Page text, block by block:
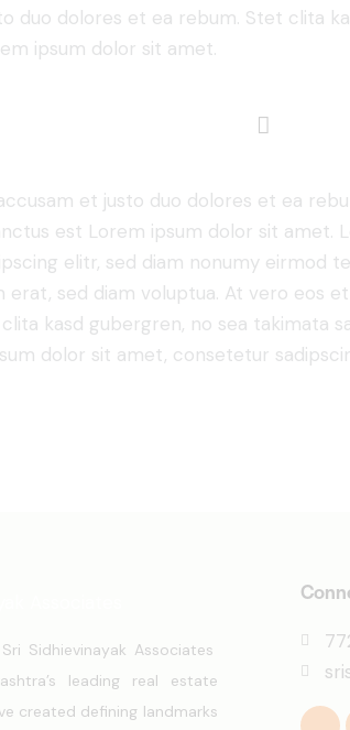
duo dolores et ea rebum. Stet clita
ipsum dolor sit amet.
et justo duo dolores et ea
est Lorem ipsum dolor sit amet.
elitr, sed diam nonumy eirmod
erat, sed diam voluptua. At vero eos
kasd gubergren, no sea takimata
dolor sit amet, consetetur
Sidhievinayak Associates
leading real estate
created defining landmarks